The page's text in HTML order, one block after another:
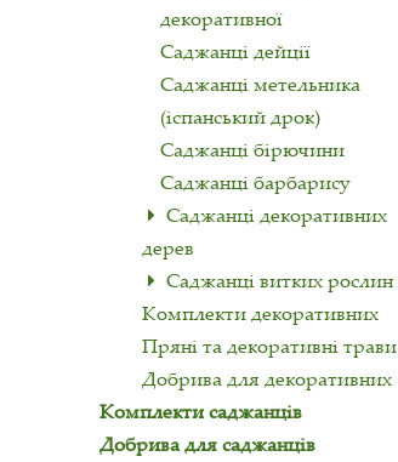
декоративної
Саджанці дейції
Саджанці метельника
(іспанський дрок)
Саджанці бірючини
Саджанці барбарису
Саджанці декоративних
дерев
Саджанці витких рослин
Комплекти декоративних
Пряні та декоративні трави
Добрива для декоративних
Комплекти саджанців
Добрива для саджанців